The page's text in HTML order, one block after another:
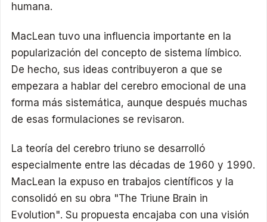
humana.
MacLean tuvo una influencia importante en la
popularización del concepto de sistema límbico.
De hecho, sus ideas contribuyeron a que se
empezara a hablar del cerebro emocional de una
forma más sistemática, aunque después muchas
de esas formulaciones se revisaron.
La teoría del cerebro triuno se desarrolló
especialmente entre las décadas de 1960 y 1990.
MacLean la expuso en trabajos científicos y la
consolidó en su obra "The Triune Brain in
Evolution". Su propuesta encajaba con una visión